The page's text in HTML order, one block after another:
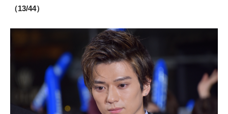
（13/44）